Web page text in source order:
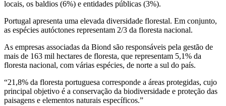
locais, os baldios (6%) e entidades públicas (3%).
Portugal apresenta uma elevada diversidade florestal. Em conjunto,
as espécies autóctones representam 2/3 da floresta nacional.
As empresas associadas da Biond são responsáveis pela gestão de
mais de 163 mil hectares de floresta, que representam 5,1% da
floresta nacional, com várias espécies, de norte a sul do país.
“21,8% da floresta portuguesa corresponde a áreas protegidas, cujo
principal objetivo é a conservação da biodiversidade e proteção das
paisagens e elementos naturais específicos.”